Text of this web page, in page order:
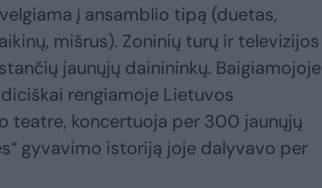
į ansamblio tipą (duetas,
mišrus). Zoninių turų ir televizijos
jaunųjų dainininkų. Baigiamojoje
rengiamoje Lietuvos
teatre, koncertuoja per 300 jaunųjų
gyvavimo istoriją joje dalyvavo per